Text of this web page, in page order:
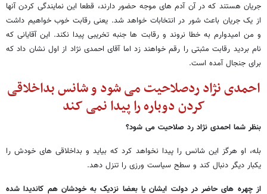
جریان هستند که در آن آدم های موجه حضور دارند، قطعا این نمایندگی کردن آنها
از یک جریان باعث شور در انتخابات خواهد شد. یعنی رقابت خوب خواهیم داشت
و من امیدوارم به خطا نروند و رقابت ها جنبه تخریبی پیدا نکند. این آقایانی که
نام بردید رقابت مثبتی را رقم خواهند زد اما آقای احمدی نژاد از اول نشان داد که
برای جنجال آمده است.
احمدی نژاد ردصلاحیت می شود و شانس بداخلاقی
کردن دوباره را پیدا نمی کند
بنظر شما احمدی نژاد رد صلاحیت می شود؟
بله، او هرگز این شانس را پیدا نخواهد کرد که بیاید و بداخلاقی های خودش را
یکبار دیگر دنبال کند و سطح سیاست ورزی را تنزل دهد.
از چهره های حاضر در دولت ایشان یا بعضا نزدیک به خودشان هم کاندیدا شده